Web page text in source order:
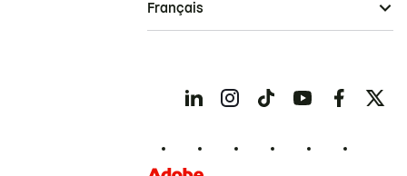
Français